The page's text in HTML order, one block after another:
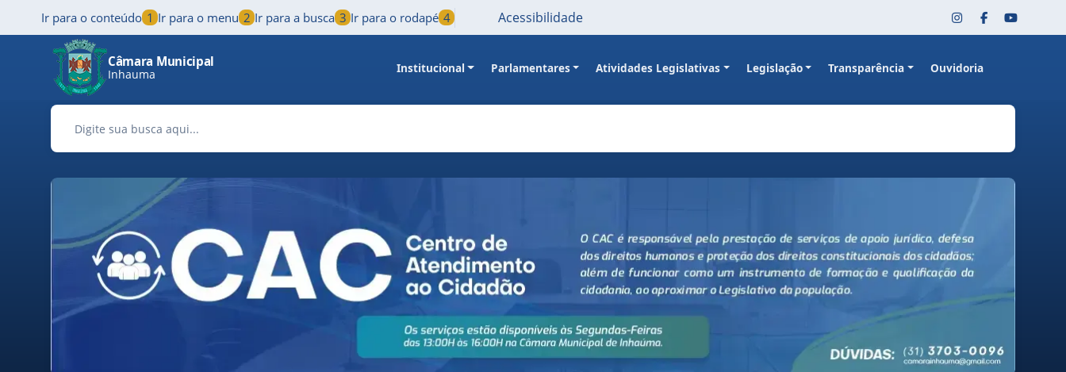
Pular para o conteúdo principal
Ir para o conteúdo 1 Ir para o menu 2 Ir para a busca 3 Ir para o rodapé 4 Acessibilidade
Câmara Municipal
Inhauma Institucional Parlamentares Atividades Legislativas Legislação Transparência Ouvidoria